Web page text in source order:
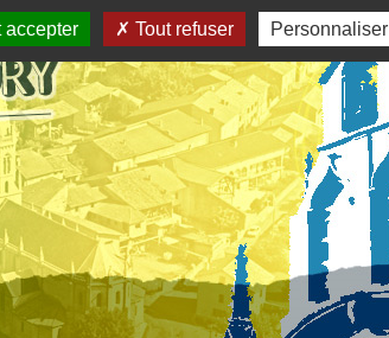
accepter Tout refuser Personnaliser